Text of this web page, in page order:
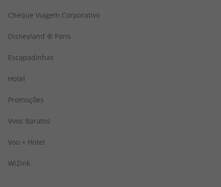
Cheque Viagem Corporativo
Disneyland ® Paris
Escapadinhas
Hotel
Promoções
Voos Baratos
Voo + Hotel
WiZink